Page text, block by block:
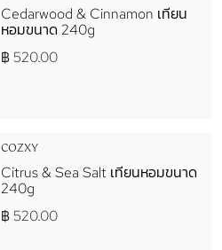
Cedarwood & Cinnamon เทียน
หอมขนาด 240g
฿ 520.00
COZXY
Citrus & Sea Salt เทียนหอมขนาด
240g
฿ 520.00